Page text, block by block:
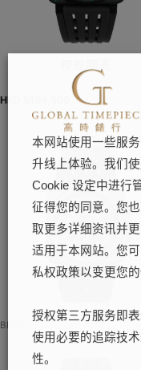
帝舵腕表
HKD $
BR-X3
本网站使用一些服
升线上体验。我们
Cookie 设定中进行
征得您的同意。您
取更多详细资讯并
适用于本网站。您
私权政策以变更您的
授权第三方服务即
使用必要的追踪技
性。